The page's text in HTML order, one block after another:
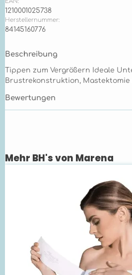
1210001025738
Herstellernummer:
84145160776
Beschreibung
Tippen zum Vergrößern Ideale
Brustrekonstruktion,
Bewertungen
Produktgalerie überspringen
Mehr BH's von Marena